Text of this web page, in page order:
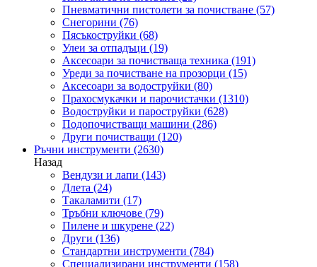
Пневматични пистолети за почистване (57)
Снегорини (76)
Пясъкоструйки (68)
Улеи за отпадъци (19)
Аксесоари за почистваща техника (191)
Уреди за почистване на прозорци (15)
Аксесоари за водоструйки (80)
Прахосмукачки и парочистачки (1310)
Водоструйки и пароструйки (628)
Подопочистващи машини (286)
Други почистващи (120)
Ръчни инструменти (2630)
Назад
Вендузи и лапи (143)
Длета (24)
Такаламити (17)
Тръбни ключове (79)
Пилене и шкурене (22)
Други (136)
Стандартни инструменти (784)
Специализирани инструменти (158)